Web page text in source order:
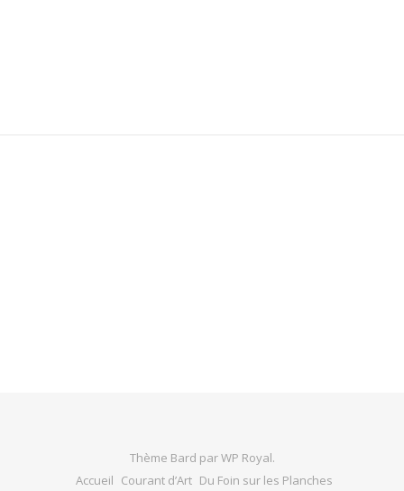
Thème Bard parWP Royal.
Accueil Courant d’Art Du Foin sur les Planches